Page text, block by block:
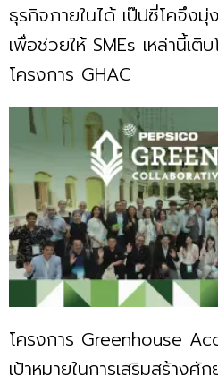
ธุรกิจภายในได้ เป๊ปซี่โคจึงมุ่
เพื่อช่วยให้ SMEs เหล่านี้เติ
โครงการ GHAC
โครงการ Greenhouse
เป้าหมายในการเสริมสร้าง